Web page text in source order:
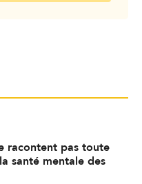
racontent pas toute
santé mentale des